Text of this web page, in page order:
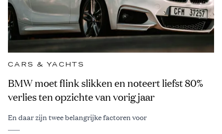
CARS & YACHTS
BMW moet flink slikken en noteert liefst 80%
verlies ten opzichte van vorig jaar
En daar zijn twee belangrijke factoren voor